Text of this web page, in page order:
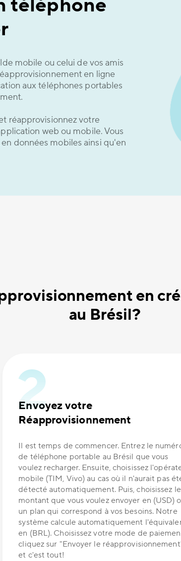
téléphone
mobile ou celui de vos amis
en ligne
aux téléphones portables
réapprovisionnez votre
web ou mobile. Vous
données mobiles ainsi qu'en
en
au Brésil?
Envoyez votre
Réapprovisionnement
Il est temps de commencer. Entrez le
de téléphone portable au Brésil que vous
voulez recharger. Ensuite, choisissez
mobile (TIM, Vivo) au cas où il n'aurait pas
détecté automatiquement. Puis, choisissez le
montant que vous voulez envoyer en (USD)
un plan qui correspond à vos besoins. Notre
système calcule automatiquement
en (BRL). Choisissez votre mode de
cliquez sur "Envoyer le
et c'est tout!